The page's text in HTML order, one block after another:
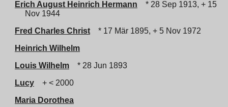
Erich August Heinrich Hermann
* 28 Sep 1913, + 15
Nov 1944
Fred Charles Christ
* 17 Mär 1895, + 5 Nov 1972
Heinrich Wilhelm
Louis Wilhelm
* 28 Jun 1893
Lucy
+ < 2000
Maria Dorothea